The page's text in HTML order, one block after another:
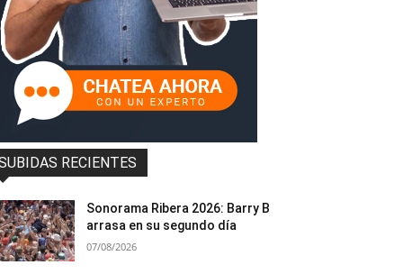
RECIENTES
Sonorama Ribera 2026: Barry B
arrasa en su segundo día
07/08/2026